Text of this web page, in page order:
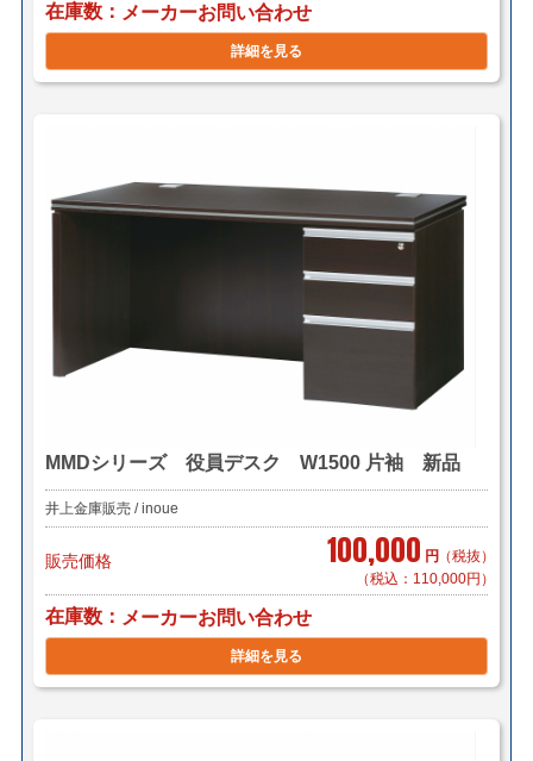
在庫数 メーカーお問い合わせ
詳細を見る
MMDシリーズ 役員デスク W1500 片袖 新品
井上金庫販売 / inoue
販売価格 100,000 円 （税抜）
（税込：110,000円）
在庫数 メーカーお問い合わせ
詳細を見る